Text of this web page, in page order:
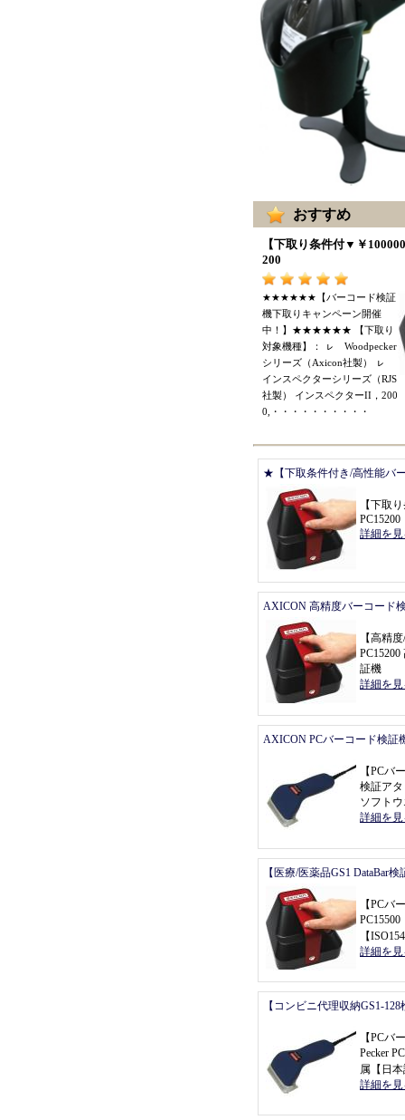
おすすめ
【下取り条件付▼￥ 100000
200
★★★★★★【バーコード検証
機下取りキャンペーン開催
中 ！】★★★★★★ 【下取り
対象機種】： ㇾ
Woodpecker
シリーズ （Axicon社製）
ㇾ
インスペクターシリーズ （RJS
社製） インスペクターII ， 200
0,
・・・・・・・・・・
★【下取条件付き/高性能バ
【下取
PC15200
詳細を
AXICON 高精度バーコード
【高精
証機
詳細を
AXICON PCバーコード検証
【PCバ
検証ア
ソフト
詳細を
【医療/医薬品GS1 DataBar
【PCバ
【
詳細を
【コンビニ代理収納GS1-
【PCバ
Pecker
属 【 日
詳細を